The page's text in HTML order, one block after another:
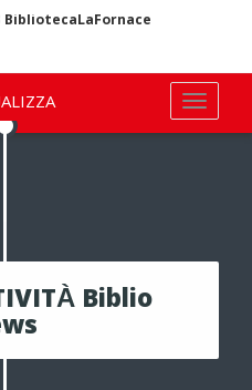
Biblio
BibliotecaLaFornace